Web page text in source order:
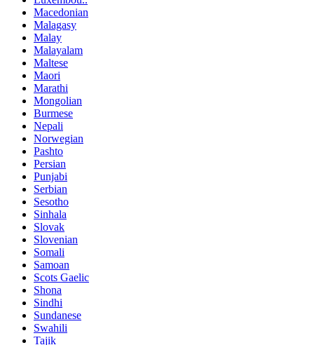
Macedonian
Malagasy
Malay
Malayalam
Maltese
Maori
Marathi
Mongolian
Burmese
Nepali
Norwegian
Pashto
Persian
Punjabi
Serbian
Sesotho
Sinhala
Slovak
Slovenian
Somali
Samoan
Scots Gaelic
Shona
Sindhi
Sundanese
Swahili
Tajik